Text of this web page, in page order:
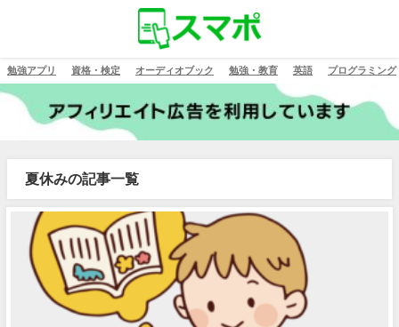
勉強アプリ 資格・検定 オーディオブック 勉強・教育 英語 プログラミング
夏休みの記事一覧